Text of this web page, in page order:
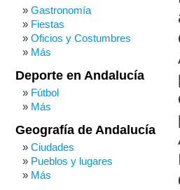
Gastronomía
Fiestas
Oficios y Costumbres
Más
Deporte en Andalucía
Fútbol
Más
Geografía de Andalucía
Ciudades
Pueblos y lugares
Más